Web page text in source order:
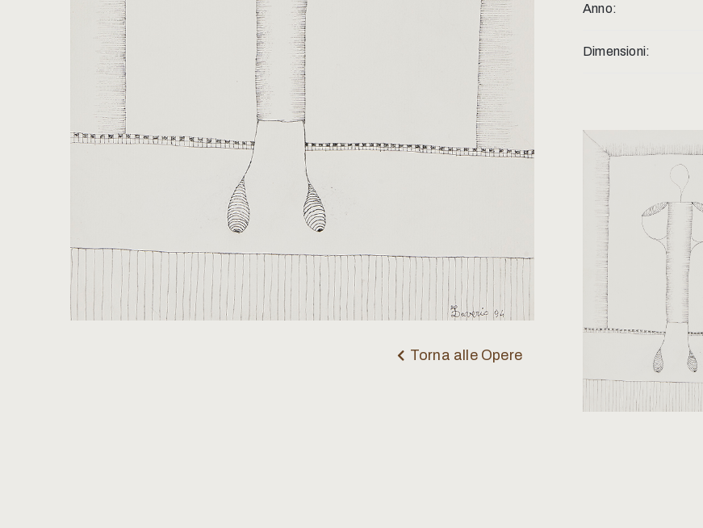
Torna alle Opere
Anno:
Dimensioni: